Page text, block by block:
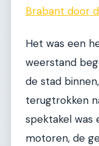
Brabant door
Het was een
weerstand
de stad
terugtrokken
spektakel was
motoren, de